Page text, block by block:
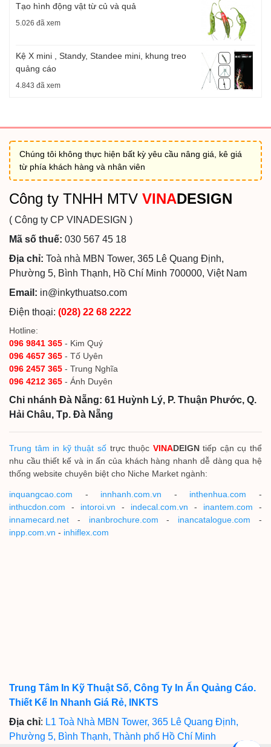
Tạo hình động vật từ củ và quả
5.026 đã xem
Kệ X mini , Standy, Standee mini, khung treo
quảng cáo
4.843 đã xem
Chúng tôi không thực hiện bất kỳ yêu cầu nâng giá, kê giá
từ phía khách hàng và nhân viên
Công ty TNHH MTV VINADESIGN
( Công ty CP VINADESIGN )
Mã số thuế: 030 567 45 18
Địa chỉ: Toà nhà MBN Tower, 365 Lê Quang Định,
Phường 5, Bình Thạnh, Hồ Chí Minh 700000, Việt Nam
Email: in@inkythuatso.com
Điện thoại: (028) 22 68 2222
Hotline:
096 9841 365 - Kim Quý
096 4657 365 - Tố Uyên
096 2457 365 - Trung Nghĩa
096 4212 365 - Ánh Duyên
Chi nhánh Đà Nẵng: 61 Huỳnh Lý, P. Thuận Phước, Q.
Hải Châu, Tp. Đà Nẵng
Trung tâm in kỹ thuật sốtrực thuộc VINADEIGNtiếp cận cụ thể
nhu cầu thiết kế và in ấn của khách hàng nhanh dễ dàng qua hệ
thống website chuyên biệt cho Niche Market ngành:
inquangcao.com - innhanh.com.vn - inthenhua.com -
inthucdon.com - intoroi.vn - indecal.com.vn - inantem.com -
innamecard.net - inanbrochure.com - inancatalogue.com -
inpp.com.vn - inhiflex.com
Trung Tâm In Kỹ Thuật Số, Công Ty In Ấn Quảng Cáo.
Thiết Kế In Nhanh Giá Rẻ, INKTS
Địa chỉ: L1 Toà Nhà MBN Tower, 365 Lê Quang Định,
Phường 5, Bình Thạnh, Thành phố Hồ Chí Minh